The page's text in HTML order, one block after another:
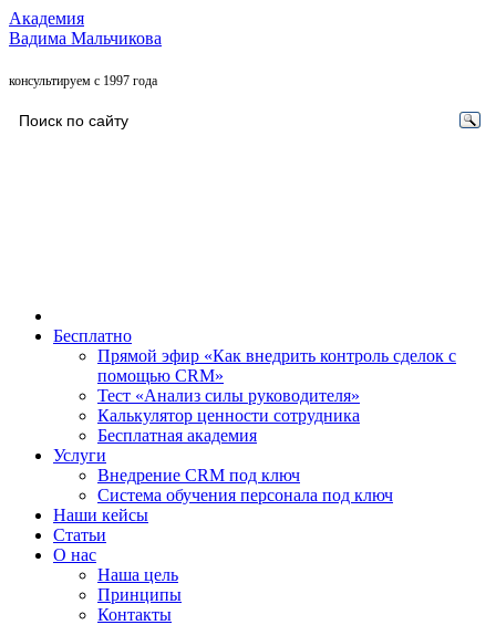
Академия
Вадима Мальчикова
консультируем с 1997 года
Бесплатно
Прямой эфир «Как внедрить контроль сделок с
помощью CRM»
Тест «Анализ силы руководителя»
Калькулятор ценности сотрудника
Бесплатная академия
Услуги
Внедрение CRM под ключ
Система обучения персонала под ключ
Наши кейсы
Статьи
О нас
Наша цель
Принципы
Контакты